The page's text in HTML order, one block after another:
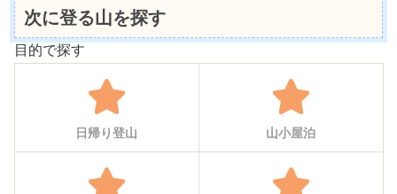
次に登る山を探す
目的で探す
日帰り登山 山小屋泊